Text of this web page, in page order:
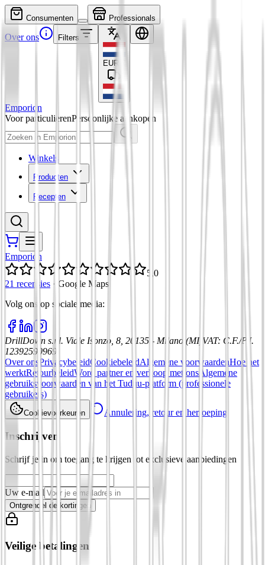
Consumenten Professionals
Over ons Filters
EUR
Emporion
Voor particulierenPersoonlijke aankopen
Winkels
Producten
Recepten
Emporion
5,0
21 recensies · Google Maps
Volg ons op sociale media:
DrillDown s.r.l. Viale Isonzo, 8, 20135 - Milano (MI) VAT: C.F./P.I.
12392590969
Over ons PrivacybeleidCookiebeleidAlgemene voorwaardenHoe het
werktRetourbeleidWord partner en verkoop met ons Algemene
gebruiksvoorwaarden van het Tuduu-platform (professionele
gebruikers)
Cookievoorkeuren Annulering, retour en herroeping
Inschrijven
Schrijf je in om toegang te krijgen tot exclusieve aanbiedingen
Uw e-mail
Ontgrendel de kortingen
Veilige betalingen